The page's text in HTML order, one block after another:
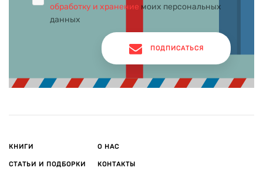
обработку и хранение моих персональных
данных
ПОДПИСАТЬСЯ
КНИГИ
СТАТЬИ И ПОДБОРКИ
О НАС
КОНТАКТЫ